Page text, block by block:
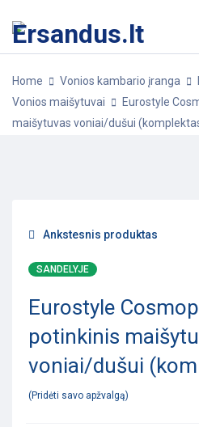
Home Vonios kambario įranga
Vonios maišytuvai
Eurostyle
maišytuvas voniai/dušui
Ankstesnis produktas
SANDELYJE
Eurostyle
potinkinis
voniai/dušui
Pridėti savo apžvalgą